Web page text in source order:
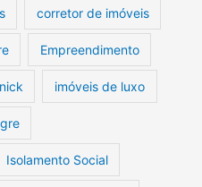
corretor de imóveis
Empreendimento
imóveis de luxo
Isolamento Social